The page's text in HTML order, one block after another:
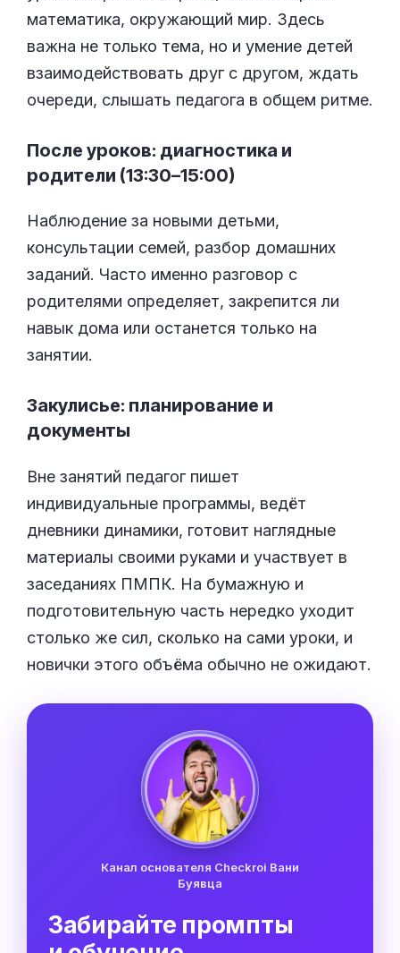
математика, окружающий мир. Здесь
важна не только тема, но и умение детей
взаимодействовать друг с другом, ждать
очереди, слышать педагога в общем ритме.
После уроков: диагностика и
родители (13:30–15:00)
Наблюдение за новыми детьми,
консультации семей, разбор домашних
заданий. Часто именно разговор с
родителями определяет, закрепится ли
навык дома или останется только на
занятии.
Закулисье: планирование и
документы
Вне занятий педагог пишет
индивидуальные программы, ведёт
дневники динамики, готовит наглядные
материалы своими руками и участвует в
заседаниях ПМПК. На бумажную и
подготовительную часть нередко уходит
столько же сил, сколько на сами уроки, и
новички этого объёма обычно не ожидают.
Канал основателя Checkroi Вани
Буявца
Забирайте промпты